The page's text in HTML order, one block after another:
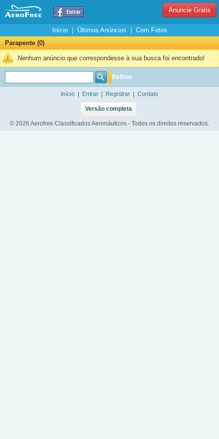
Anuncie Grátis
Início| Últimos Anúncios
Com Fotos
Parapente (0)
Nenhum anúncio que correspondesse à sua busca foi encontrado!
Refinar
Início Entrar Registrar Contato
Versão completa
© 2026 Aerofree Classificados Aeronáuticos - Todos os direitos reservados.